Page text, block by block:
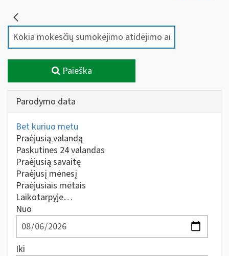
Paieška
Parodymo data
Bet kuriuo metu
Praėjusią valandą
Paskutines 24 valandas
Praėjusią savaitę
Praėjusį mėnesį
Praėjusiais metais
Laikotarpyje…
Nuo
Iki